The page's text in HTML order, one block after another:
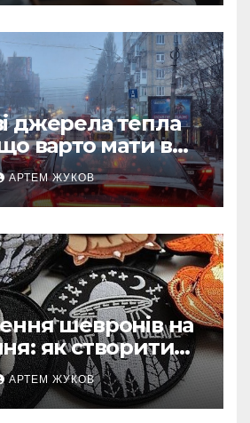
джерела тепла
варто мати в
умовах взимку
АРТЕМ ЖУКОВ
шевронів на
як створити
нашивки
АРТЕМ ЖУКОВ